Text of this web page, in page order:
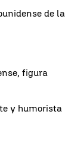
de la
figura
y humorista